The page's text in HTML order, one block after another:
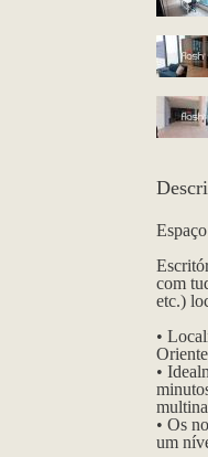
com
etc.)
•
•
• Os
um